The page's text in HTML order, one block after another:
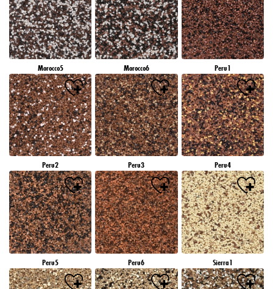
Morocco5 Morocco6 Peru1
Peru2 Peru3 Peru4
Peru5 Peru6 Sierra1